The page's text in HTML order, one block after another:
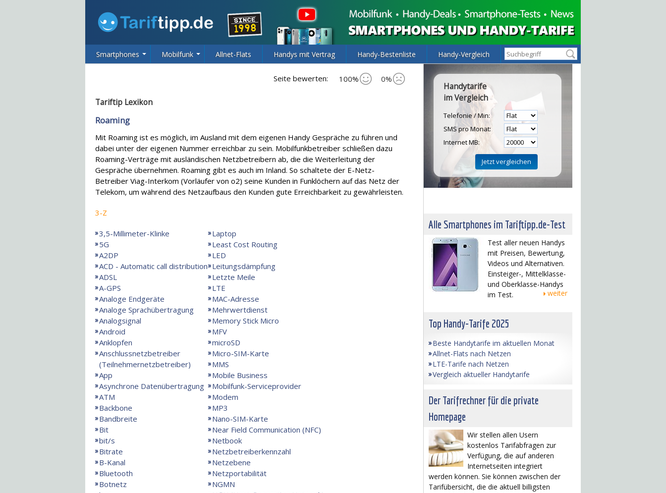
Smartphones Mobilfunk Allnet-Flats Handys mit Vertrag Handy-Bestenliste Handy-Vergleich
Seite bewerten: 100% 0%
Tariftip Lexikon
Roaming
Mit Roaming ist es möglich, im Ausland mit dem eigenen Handy Gespräche zu führen und
dabei unter der eigenen Nummer erreichbar zu sein. Mobilfunkbetreiber schließen dazu
Roaming-Verträge mit ausländischen Netzbetreibern ab, die die Weiterleitung der
Gespräche übernehmen. Roaming gibt es auch im Inland. So schaltete der E-Netz-
Betreiber Viag-Interkom (Vorläufer von o2) seine Kunden in Funklöchern auf das Netz der
Telekom, um während des Netzaufbaus den Kunden gute Erreichbarkeit zu gewährleisten.
3-Z
3,5-Millimeter-Klinke
5G
A2DP
ACD - Automatic call distribution
ADSL
A-GPS
Analoge Endgeräte
Analoge Sprachübertragung
Analogsignal
Android
Anklopfen
Anschlussnetzbetreiber
(Teilnehmernetzbetreiber)
App
Asynchrone Datenübertragung
ATM
Backbone
Bandbreite
Bit
bit/s
Bitrate
B-Kanal
Bluetooth
Botnetz
Laptop
Least Cost Routing
LED
Leitungsdämpfung
Letzte Meile
LTE
MAC-Adresse
Mehrwertdienst
Memory Stick Micro
MFV
microSD
Micro-SIM-Karte
MMS
Mobile Business
Mobilfunk-Serviceprovider
Modem
MP3
Nano-SIM-Karte
Near Field Communication (NFC)
Netbook
Netzbetreiberkennzahl
Netzebene
Netzportabilität
NGMN
Handytarife
im Vergleich
Telefonie / Min:
SMS pro Monat:
Internet MB:
Alle Smartphones im Tariftipp.de-Test
Test aller neuen Handys
mit Preisen, Bewertung,
Videos und Alternativen.
Einsteiger-, Mittelklasse-
und Oberklasse-Handys
im Test.
weiter
Top Handy-Tarife 2025
Beste Handytarife im aktuellen Monat
Allnet-Flats nach Netzen
LTE-Tarife nach Netzen
Vergleich aktueller Handytarife
Der Tarifrechner für die private
Homepage
Wir stellen allen Usern
kostenlos Tarifabfragen zur
Verfügung, die auf anderen
Internetseiten integriert
werden können. Sie können zwischen der
Tarifübersicht, die die aktuell billigsten